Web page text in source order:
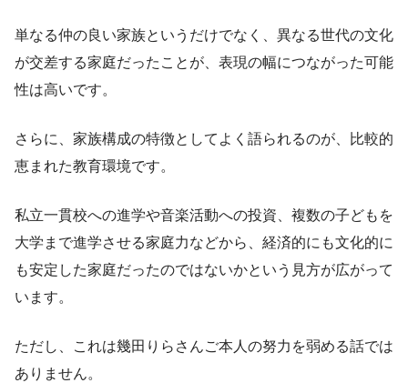
単なる仲の良い家族というだけでなく、異なる世代の文化
が交差する家庭だったことが、表現の幅につながった可能
性は高いです。
さらに、家族構成の特徴としてよく語られるのが、比較的
恵まれた教育環境です。
私立一貫校への進学や音楽活動への投資、複数の子どもを
大学まで進学させる家庭力などから、経済的にも文化的に
も安定した家庭だったのではないかという見方が広がって
います。
ただし、これは幾田りらさんご本人の努力を弱める話では
ありません。